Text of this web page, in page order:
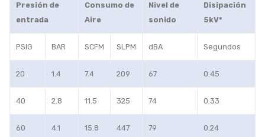
Presión de
entrada
Consumo de
Aire
Nivel de
sonido
Disipación
5kV*
PSIG BAR SCFM SLPM dBA Segundos
20 1.4 7.4 209 67 0.45
40 2.8 11.5 325 74 0.33
60 4.1 15.8 447 79 0.24